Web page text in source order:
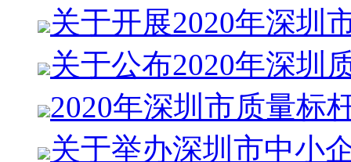
关于开展2020年深圳
关于公布2020年深圳
2020年深圳市质量标
关于举办深圳市中小